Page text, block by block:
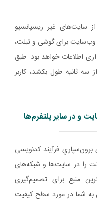
سایت‌های غیر ریسپانسیو
برای گوشی و تبلت،
اطلاعات خواهد بود. طبق
سه ثانیه طول بکشد، کاربر
و در سایر پلتفرم‌ها
فرآیند کدنویسی
را در سایت‌ها و شبکه‌های
منبع برای تصمیم‌گیری
به شما در مورد سطح کیفیت